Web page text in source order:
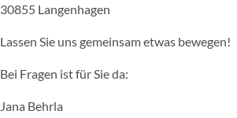
30855 Langenhagen
Lassen Sie uns gemeinsam etwas bewegen!
Bei Fragen ist für Sie da:
Jana Behrla